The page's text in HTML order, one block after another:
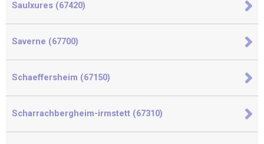
Saulxures (67420)
Saverne (67700)
Schaeffersheim (67150)
Scharrachbergheim-irmstett (67310)